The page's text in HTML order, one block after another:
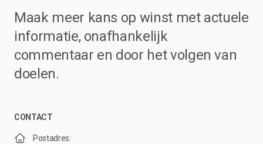
Maak meer kans op winst met actuele
informatie, onafhankelijk
commentaar en door het volgen van
doelen.
CONTACT
Postadres: